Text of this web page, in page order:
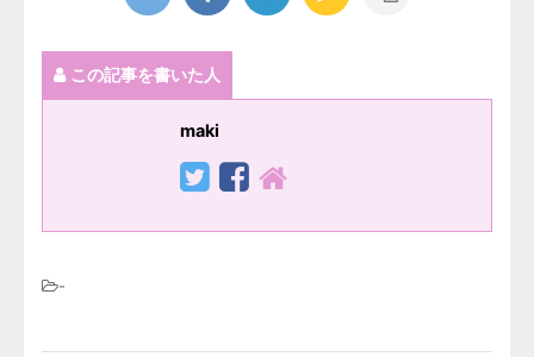
この記事を書いた人
maki
-